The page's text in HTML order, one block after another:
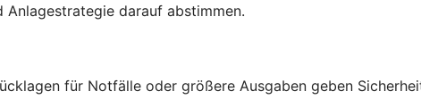
Anlagestrategie darauf abstimmen.
für Notfälle oder größere Ausgaben geben